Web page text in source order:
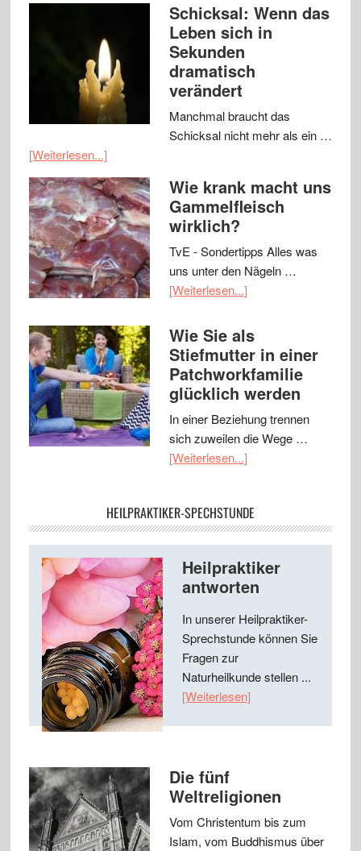
Schicksal: Wenn das
Leben sich in
Sekunden
dramatisch
verändert
Manchmal braucht das
Schicksal nicht mehr als ein …
[Weiterlesen...]
Wie krank macht uns
Gammelfleisch
wirklich?
TvE - Sondertipps Alles was
uns unter den Nägeln …
[Weiterlesen...]
Wie Sie als
Stiefmutter in einer
Patchworkfamilie
glücklich werden
In einer Beziehung trennen
sich zuweilen die Wege …
[Weiterlesen...]
HEILPRAKTIKER-SPECHSTUNDE
Heilpraktiker
antworten
In unserer Heilpraktiker-
Sprechstunde können Sie
Fragen zur
Naturheilkunde stellen ...
[Weiterlesen]
Die fünf
Weltreligionen
Vom Christentum bis zum
Islam, vom Buddhismus über